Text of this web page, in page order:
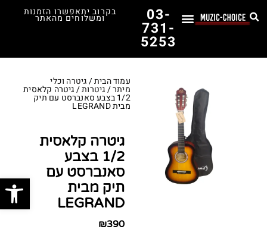
03-
731-
5253
בקרוב יתאפשרו הזמנות
ומשלוחים מהאתר
עמוד הבית/גיטרה וכלי
מיתר/גיטרות/ גיטרה קלאסית
1/2 בצבע סאנברסט עם תיק
מבית LEGRAND
גיטרה קלאסית
1/2 בצבע
סאנברסט עם
תיק מבית
LEGRAND
₪390
פתח